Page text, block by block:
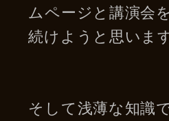
ムページと講演会
続けようと思います
そして浅薄な知識